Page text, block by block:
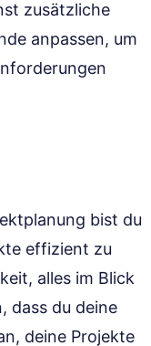
zusätzliche
anpassen, um
bist du
effizient zu
alles im Blick
dass du deine
deine Projekte